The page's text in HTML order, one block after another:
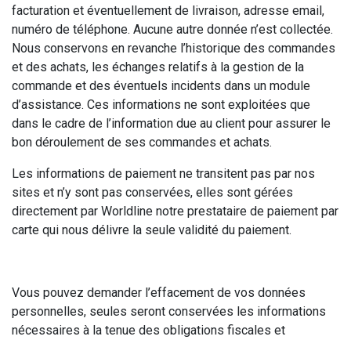
facturation et éventuellement de livraison, adresse email,
numéro de téléphone. Aucune autre donnée n’est collectée.
Nous conservons en revanche l’historique des commandes
et des achats, les échanges relatifs à la gestion de la
commande et des éventuels incidents dans un module
d’assistance. Ces informations ne sont exploitées que
dans le cadre de l’information due au client pour assurer le
bon déroulement de ses commandes et achats.
Les informations de paiement ne transitent pas par nos
sites et n’y sont pas conservées, elles sont gérées
directement par Worldline notre prestataire de paiement par
carte qui nous délivre la seule validité du paiement.
Vous pouvez demander l’effacement de vos données
personnelles, seules seront conservées les informations
nécessaires à la tenue des obligations fiscales et